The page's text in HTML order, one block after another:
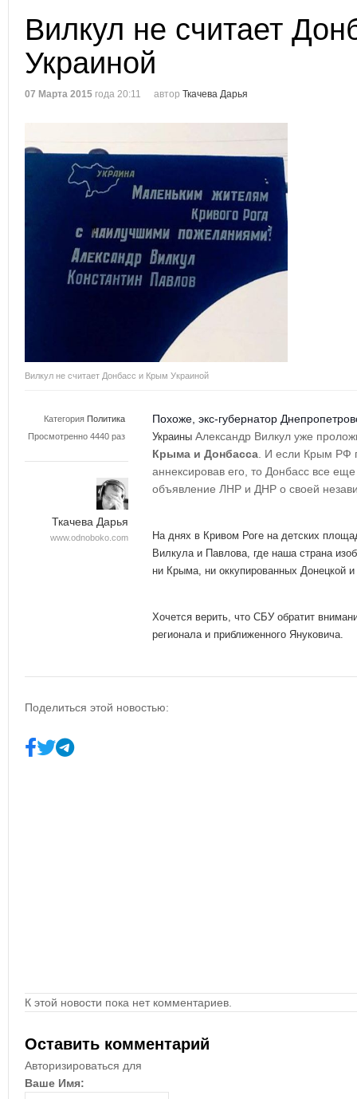
Вилкул не считает
Украиной
07 Марта 2015 года 20:11 автор Ткачева Дарья
Вилкул не считает Донбасс и Крым Украиной
Категория Политика
Просмотренно 4440 раз
Ткачева Дарья
www.odnoboko.com
Похоже, экс-губернатор
Украины Александр Вилкул уже
Крыма и Донбасса . И если Крым РФ
аннексировав его, то Донбасс все
объявление ЛНР и ДНР о своей
На днях в Кривом Роге на детских
Вилкула и Павлова, где наша страна
ни Крыма, ни оккупированных Донецкой и
Хочется верить, что СБУ обратит
регионала и приближенного Януковича.
Поделиться этой новостью:
К этой новости пока нет комментариев.
Оставить комментарий
Авторизироваться для
Ваше Имя: